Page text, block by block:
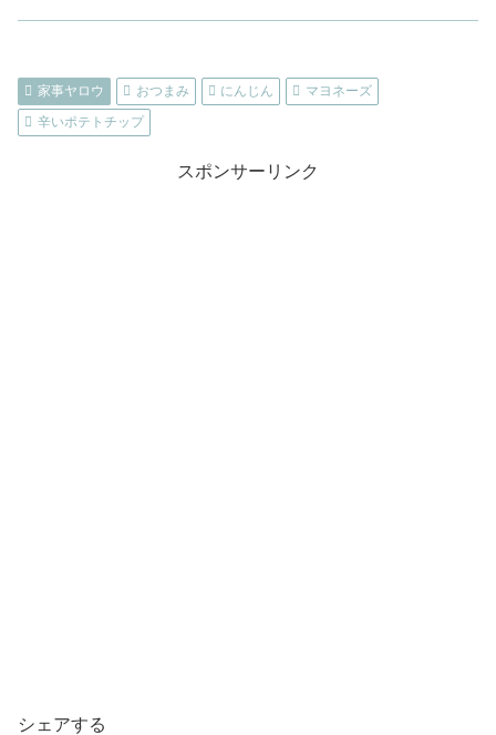
家事ヤロウ おつまみ にんじん
マヨネーズ
辛いポテトチップ
スポンサーリンク
シェアする